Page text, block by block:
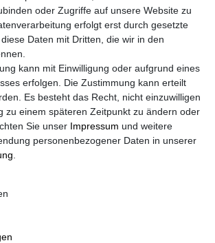
oder Zugriffe auf unsere Website zu
erfolgt erst durch gesetzte
Daten mit Dritten, die wir in den
kann mit Einwilligung oder aufgrund eines
erfolgen. Die Zustimmung kann erteilt
Es besteht das Recht, nicht einzuwilligen
zu einem späteren Zeitpunkt zu ändern oder
Sie unser Impressum und weitere
personenbezogener Daten in unserer